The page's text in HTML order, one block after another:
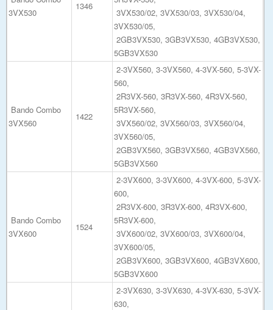
3VX530
1346
3VX530/02, 3VX530/03, 3VX530/04,
3VX530/05,
2GB3VX530, 3GB3VX530, 4GB3VX530,
5GB3VX530
Bando Combo
3VX560
1422
2-3VX560, 3-3VX560, 4-3VX-560, 5-3VX-
560,
2R3VX-560, 3R3VX-560, 4R3VX-560,
5R3VX-560,
3VX560/02, 3VX560/03, 3VX560/04,
3VX560/05,
2GB3VX560, 3GB3VX560, 4GB3VX560,
5GB3VX560
Bando Combo
3VX600
1524
2-3VX600, 3-3VX600, 4-3VX-600, 5-3VX-
600,
2R3VX-600, 3R3VX-600, 4R3VX-600,
5R3VX-600,
3VX600/02, 3VX600/03, 3VX600/04,
3VX600/05,
2GB3VX600, 3GB3VX600, 4GB3VX600,
5GB3VX600
2-3VX630, 3-3VX630, 4-3VX-630, 5-3VX-
630,